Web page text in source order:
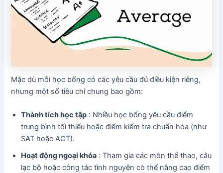
Mặc dù mỗi học bổng có các yêu cầu đủ điều kiện riêng,
nhưng một số tiêu chí chung bao gồm:
Thành tích học tập : Nhiều học bổng yêu cầu điểm
trung bình tối thiểu hoặc điểm kiểm tra chuẩn hóa (như
SAT hoặc ACT).
Hoạt động ngoại khóa : Tham gia các môn thể thao, câu
lạc bộ hoặc công tác tình nguyện có thể nâng cao điểm